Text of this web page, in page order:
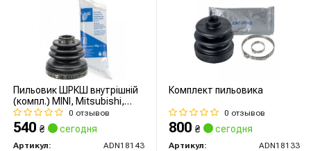
Пильовик ШРКШ внутрішній
(компл.) MINI, Mitsubishi,
Nissan, Toyota (вир-во Blue
Print)
0 отзывов
540 ₴ сегодня
Артикул:
ADN18143
Комплект пильовика
0 отзывов
800 ₴ сегодня
Артикул:
ADN18133